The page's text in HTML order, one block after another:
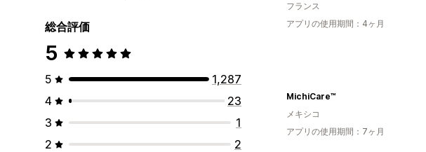
総合評価
5
5
1,287
4
23
3
1
2
2
フランス
アプリの使用期間：4ヶ月
MichiCare™
メキシコ
アプリの使用期間：7ヶ月